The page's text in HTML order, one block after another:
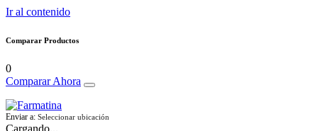
Ir al contenido
Comparar Productos
0
Comparar Ahora
Enviar a: Seleccionar ubicación
Cargando...